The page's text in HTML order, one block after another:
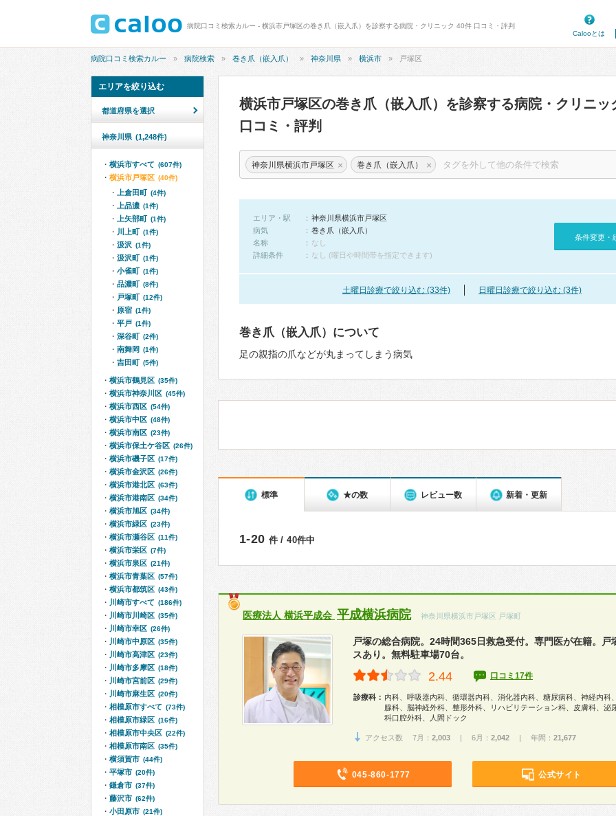
病院口コミ検索カルー - 横浜市戸塚区の巻き爪（嵌入爪）を診察する病院・クリニック 40件 口コミ・評判
Calooとは
病院口コミ検索カルー 病院検索 巻き爪（嵌入爪） 神奈川県 横浜市 戸塚区
横浜市戸塚区の巻き爪（嵌入爪）を診察する病院・クリニ
口コミ・評判
神奈川県横浜市戸塚区 × 巻き爪（嵌入爪） ×
エリア・駅
神奈川県横浜市戸塚区
病気
巻き爪（嵌入爪）
名称
なし
詳細条件
なし (曜日や時間帯を指定できます)
条件変更・
土曜日診療で絞り込む (33件) 日曜日診療で絞り込む (3件)
巻き爪（嵌入爪）について
足の親指の爪などが丸まってしまう病気
標準 ★の数 レビュー数 新着・更新
1-20 件 / 40件中
医療法人 横浜平成会 平成横浜病院 神奈川県横浜市戸塚区 戸塚町
戸塚の総合病院。24時間365日救急受付。専門医が在籍。戸
スあり。無料駐車場70台。
2.44 口コミ17件
診療科： 内科、呼吸器内科、循環器内科、消化器内科、糖尿病科、神経内科
腺科、脳神経外科、整形外科、リハビリテーション科、皮膚科、泌
科口腔外科、人間ドック
アクセス数 7月： 2,003 | 6月： 2,042 | 年間： 21,677
045-860-1777 公式サイト
エリアを絞り込む
都道府県を選択
神奈川県 (1,248件)
横浜市すべて (607件)
横浜市戸塚区 (40件)
上倉田町 (4件)
上品濃 (1件)
上矢部町 (1件)
川上町 (1件)
汲沢 (1件)
汲沢町 (1件)
小雀町 (1件)
品濃町 (8件)
戸塚町 (12件)
原宿 (1件)
平戸 (1件)
深谷町 (2件)
南舞岡 (1件)
吉田町 (5件)
横浜市鶴見区 (35件)
横浜市神奈川区 (45件)
横浜市西区 (54件)
横浜市中区 (48件)
横浜市南区 (23件)
横浜市保土ケ谷区 (26件)
横浜市磯子区 (17件)
横浜市金沢区 (26件)
横浜市港北区 (63件)
横浜市港南区 (34件)
横浜市旭区 (34件)
横浜市緑区 (23件)
横浜市瀬谷区 (11件)
横浜市栄区 (7件)
横浜市泉区 (21件)
横浜市青葉区 (57件)
横浜市都筑区 (43件)
川崎市すべて (186件)
川崎市川崎区 (35件)
川崎市幸区 (26件)
川崎市中原区 (35件)
川崎市高津区 (23件)
川崎市多摩区 (18件)
川崎市宮前区 (29件)
川崎市麻生区 (20件)
相模原市すべて (73件)
相模原市緑区 (16件)
相模原市中央区 (22件)
相模原市南区 (35件)
横須賀市 (44件)
平塚市 (20件)
鎌倉市 (37件)
藤沢市 (62件)
小田原市 (21件)